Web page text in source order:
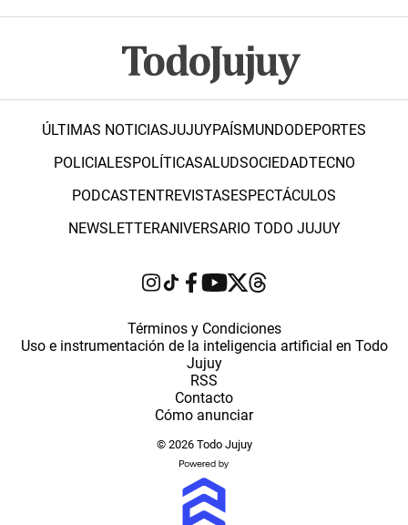
ÚLTIMAS NOTICIASJUJUYPAÍSMUNDODEPORTES
POLICIALESPOLÍTICASALUDSOCIEDADTECNO
PODCASTENTREVISTASESPECTÁCULOS
NEWSLETTERANIVERSARIO TODO JUJUY
Términos y Condiciones
Uso e instrumentación de la inteligencia artificial en Todo
Jujuy
RSS
Contacto
Cómo anunciar
© 2026 Todo Jujuy